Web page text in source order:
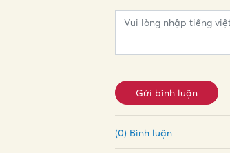
Gửi bình luận
(0) Bình luận